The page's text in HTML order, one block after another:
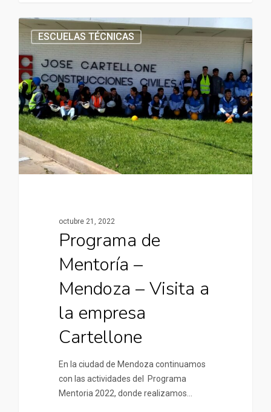
ESCUELAS TÉCNICAS
octubre 21, 2022
Programa de
Mentoría –
Mendoza – Visita a
la empresa
Cartellone
En la ciudad de Mendoza continuamos
con las actividades del Programa
Mentoria 2022, donde realizamos…